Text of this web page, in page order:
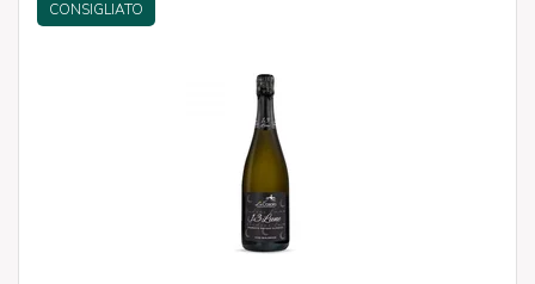
CONSIGLIATO